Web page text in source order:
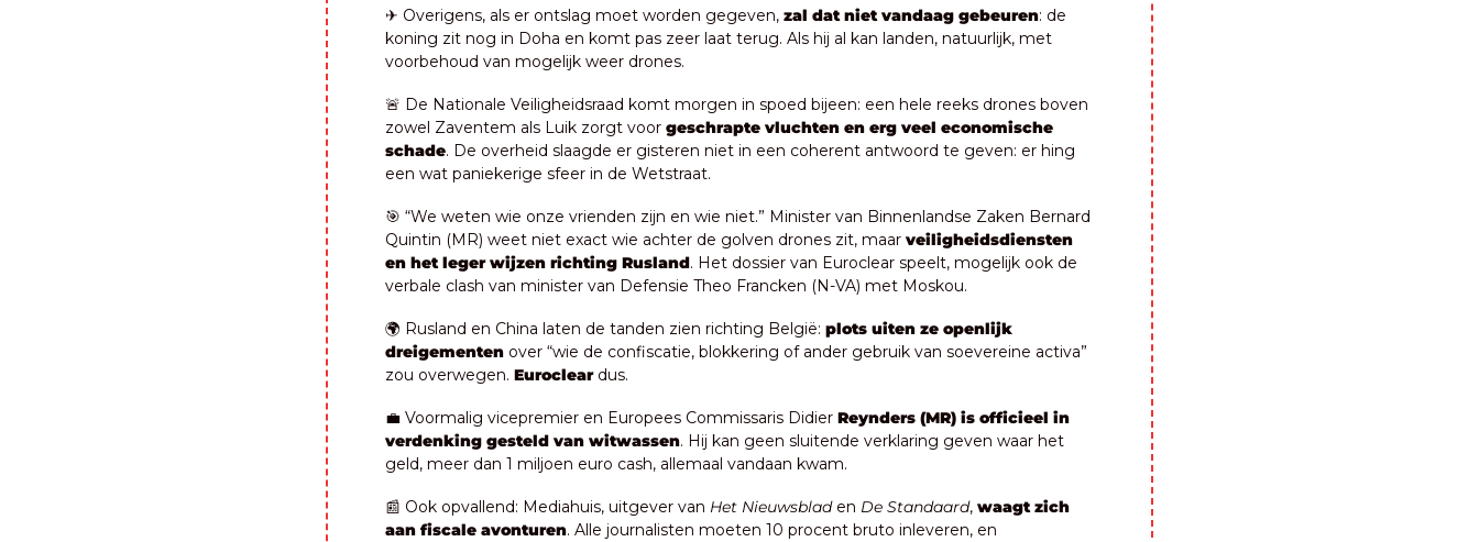
✈️ Overigens, als er ontslag moet worden gegeven, zal dat niet vandaag gebeuren: de
koning zit nog in Doha en komt pas zeer laat terug. Als hij al kan landen, natuurlijk, met
voorbehoud van mogelijk weer drones.
🚨 De Nationale Veiligheidsraad komt morgen in spoed bijeen: een hele reeks drones boven
zowel Zaventem als Luik zorgt voor geschrapte vluchten en erg veel economische
schade. De overheid slaagde er gisteren niet in een coherent antwoord te geven: er hing
een wat paniekerige sfeer in de Wetstraat.
🎯 “We weten wie onze vrienden zijn en wie niet.” Minister van Binnenlandse Zaken Bernard
Quintin (MR) weet niet exact wie achter de golven drones zit, maar veiligheidsdiensten
en het leger wijzen richting Rusland. Het dossier van Euroclear speelt, mogelijk ook de
verbale clash van minister van Defensie Theo Francken (N-VA) met Moskou.
🌍 Rusland en China laten de tanden zien richting België: plots uiten ze openlijk
dreigementen over “wie de confiscatie, blokkering of ander gebruik van soevereine activa”
zou overwegen. Euroclear dus.
💼 Voormalig vicepremier en Europees Commissaris Didier Reynders (MR) is officieel in
verdenking gesteld van witwassen. Hij kan geen sluitende verklaring geven waar het
geld, meer dan 1 miljoen euro cash, allemaal vandaan kwam.
📰 Ook opvallend: Mediahuis, uitgever van Het Nieuwsblad en De Standaard, waagt zich
aan fiscale avonturen. Alle journalisten moeten 10 procent bruto inleveren, en